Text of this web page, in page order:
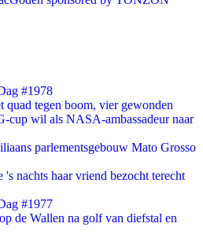
#1978
quad tegen boom, vier gewonden
cup wil als NASA-ambassadeur naar
parlementsgebouw Mato Grosso
's nachts haar vriend bezocht terecht
#1977
de Wallen na golf van diefstal en